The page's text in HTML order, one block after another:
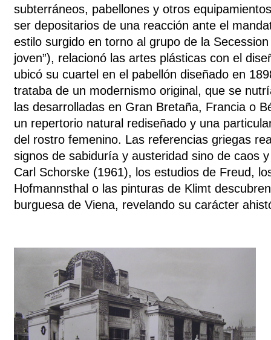
subterráneos, pabellones y otros
ser depositarios de una reacción ante el
estilo surgido en torno al grupo de la
joven”), relacionó las artes plásticas con el
ubicó su cuartel en el pabellón diseñado en
trataba de un modernismo original, que se
las desarrolladas en Gran Bretaña, Francia o
un repertorio natural rediseñado y una
del rostro femenino. Las referencias griegas
signos de sabiduría y austeridad sino de caos
Carl Schorske (1961), los estudios de Freud,
Hofmannsthal o las pinturas de Klimt
burguesa de Viena, revelando su carácter